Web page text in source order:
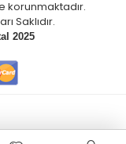
korunmaktadır.
Saklıdır.
2025